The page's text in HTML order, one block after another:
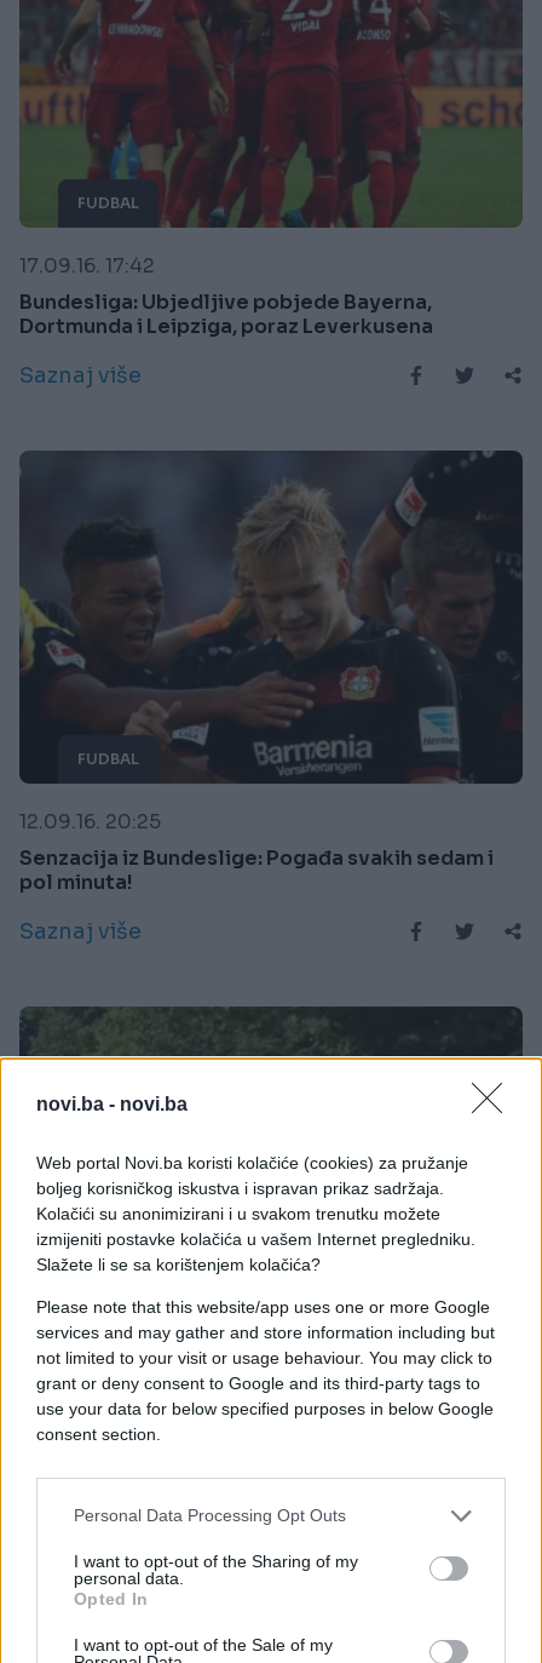
novi.ba - novi.ba
Web portal Novi.ba koristi kolačiće (cookies) za pružanje
boljeg korisničkog iskustva i ispravan prikaz sadržaja.
Kolačići su anonimizirani i u svakom trenutku možete
izmijeniti postavke kolačića u vašem Internet pregledniku.
Slažete li se sa korištenjem kolačića?
Please note that this website/app uses one or more Google
services and may gather and store information including but
not limited to your visit or usage behaviour. You may click to
grant or deny consent to Google and its third-party tags to
use your data for below specified purposes in below Google
consent section.
Personal Data Processing Opt Outs
I want to opt-out of the Sharing of my
personal data.
Opted In
I want to opt-out of the Sale of my
FUDBAL
17.09.16. 17:42
Bundesliga: Ubjedljive pobjede Bayerna,
Dortmunda i Leipziga, poraz Leverkusena
Saznaj više
FUDBAL
12.09.16. 20:25
Senzacija iz Bundeslige: Pogađa svakih sedam i
pol minuta!
Saznaj više
DRUGA STRANA SPORTA
10.09.16. 19:53
Nevjerovatno: Navijači Milionera radije bordili
četvrtoligaša nego svoje mezimce
Saznaj više